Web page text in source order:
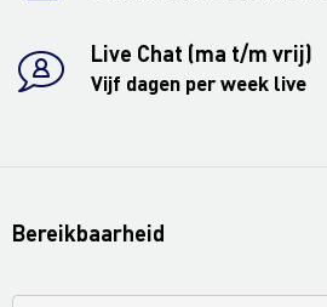
Live Chat (ma t/m vrij)
Vijf dagen per week live
Bereikbaarheid